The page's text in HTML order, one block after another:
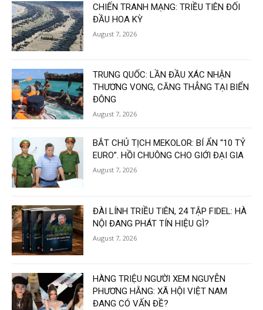
CHIẾN TRANH MẠNG: TRIỀU TIÊN ĐỐI
ĐẦU HOA KỲ
August 7, 2026
TRUNG QUỐC: LẦN ĐẦU XÁC NHẬN
THƯƠNG VONG, CĂNG THẲNG TẠI BIỂN
ĐÔNG
August 7, 2026
BẮT CHỦ TỊCH MEKOLOR: BÍ ẨN “10 TỶ
EURO”. HỒI CHUÔNG CHO GIỚI ĐẠI GIA
August 7, 2026
ĐÀI LÍNH TRIỀU TIÊN, 24 TẬP FIDEL: HÀ
NỘI ĐANG PHÁT TÍN HIỆU GÌ?
August 7, 2026
HÀNG TRIỆU NGƯỜI XEM NGUYỄN
PHƯƠNG HẰNG: XÃ HỘI VIỆT NAM
ĐANG CÓ VẤN ĐỀ?